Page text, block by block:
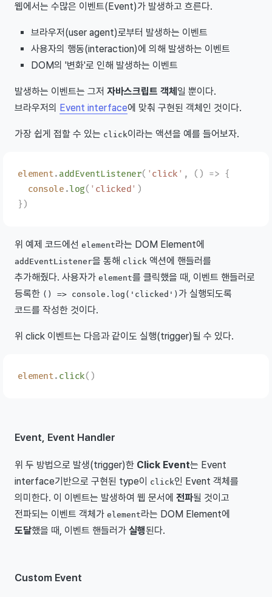
웹에서는 수많은 이벤트(Event)가 발생하고 흐른다.
브라우저(user agent)로부터 발생하는 이벤트
사용자의 행동(interaction)에 의해 발생하는 이벤트
DOM의 '변화'로 인해 발생하는 이벤트
발생하는 이벤트는 그저 자바스크립트 객체 일 뿐이다.
브라우저의 Event interface에 맞춰 구현된 객체인 것이다.
가장 쉽게 접할 수 있는 click이라는 액션을 예를 들어보자.
element. addEventListener( 'click ' , () => {
  console
.log( ' clicked ' )
})
위 예제 코드에선 element라는 DOM Element에
addEventListener을 통해 click 액션에 핸들러를
추가해줬다. 사용자가 element를 클릭했을 때, 이벤트 핸들러로
등록한 () => console.log('clicked') 가 실행되도록
코드를 작성한 것이다.
위 click 이벤트는 다음과 같이도 실행(trigger)될 수 있다.
element. click()
Event, Event Handler
위 두 방법으로 발생(trigger)한 Click Event는 Event
interface기반으로 구현된 type이
click인 Event 객체를
의미한다. 이 이벤트는 발생하여 웹 문서에 전파될 것이고
전파되는 이벤트 객체가 element라는 DOM Element에
도달했을 때, 이벤트 핸들러가 실행된다.
Custom Event